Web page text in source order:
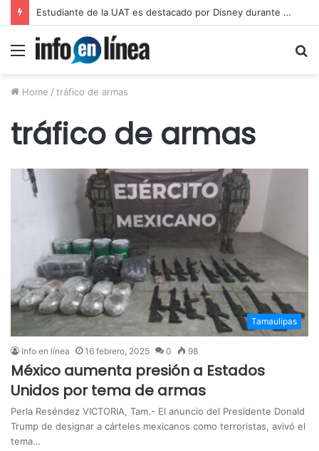
Estudiante de la UAT es destacado por Disney durante programa internacional
Menu
Home / tráfico de armas
tráfico de armas
Tamaulipas
Info en línea 16 febrero, 2025 0 98
México aumenta presión a Estados
Unidos por tema de armas
Perla Reséndez VICTORIA, Tam.- El anuncio del Presidente Donald
Trump de designar a cárteles mexicanos como terroristas, avivó el
tema…